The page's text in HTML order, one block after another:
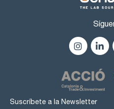
Suscríbete a la Newsletter